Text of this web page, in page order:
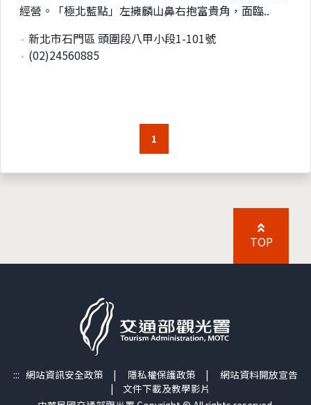
經營。「極北藍點」左擁麟山鼻右抱富貴角，面臨..
新北市石門區 頭圍段八甲小段1-101號
(02)24560885
1
TOP
::: 網站資訊安全政策 | 隱私權保護政策 | 網站資料開放宣告
| 文件下載及教學影片